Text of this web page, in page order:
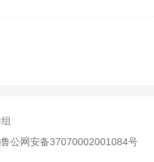
鲁公网安备37070002001084号